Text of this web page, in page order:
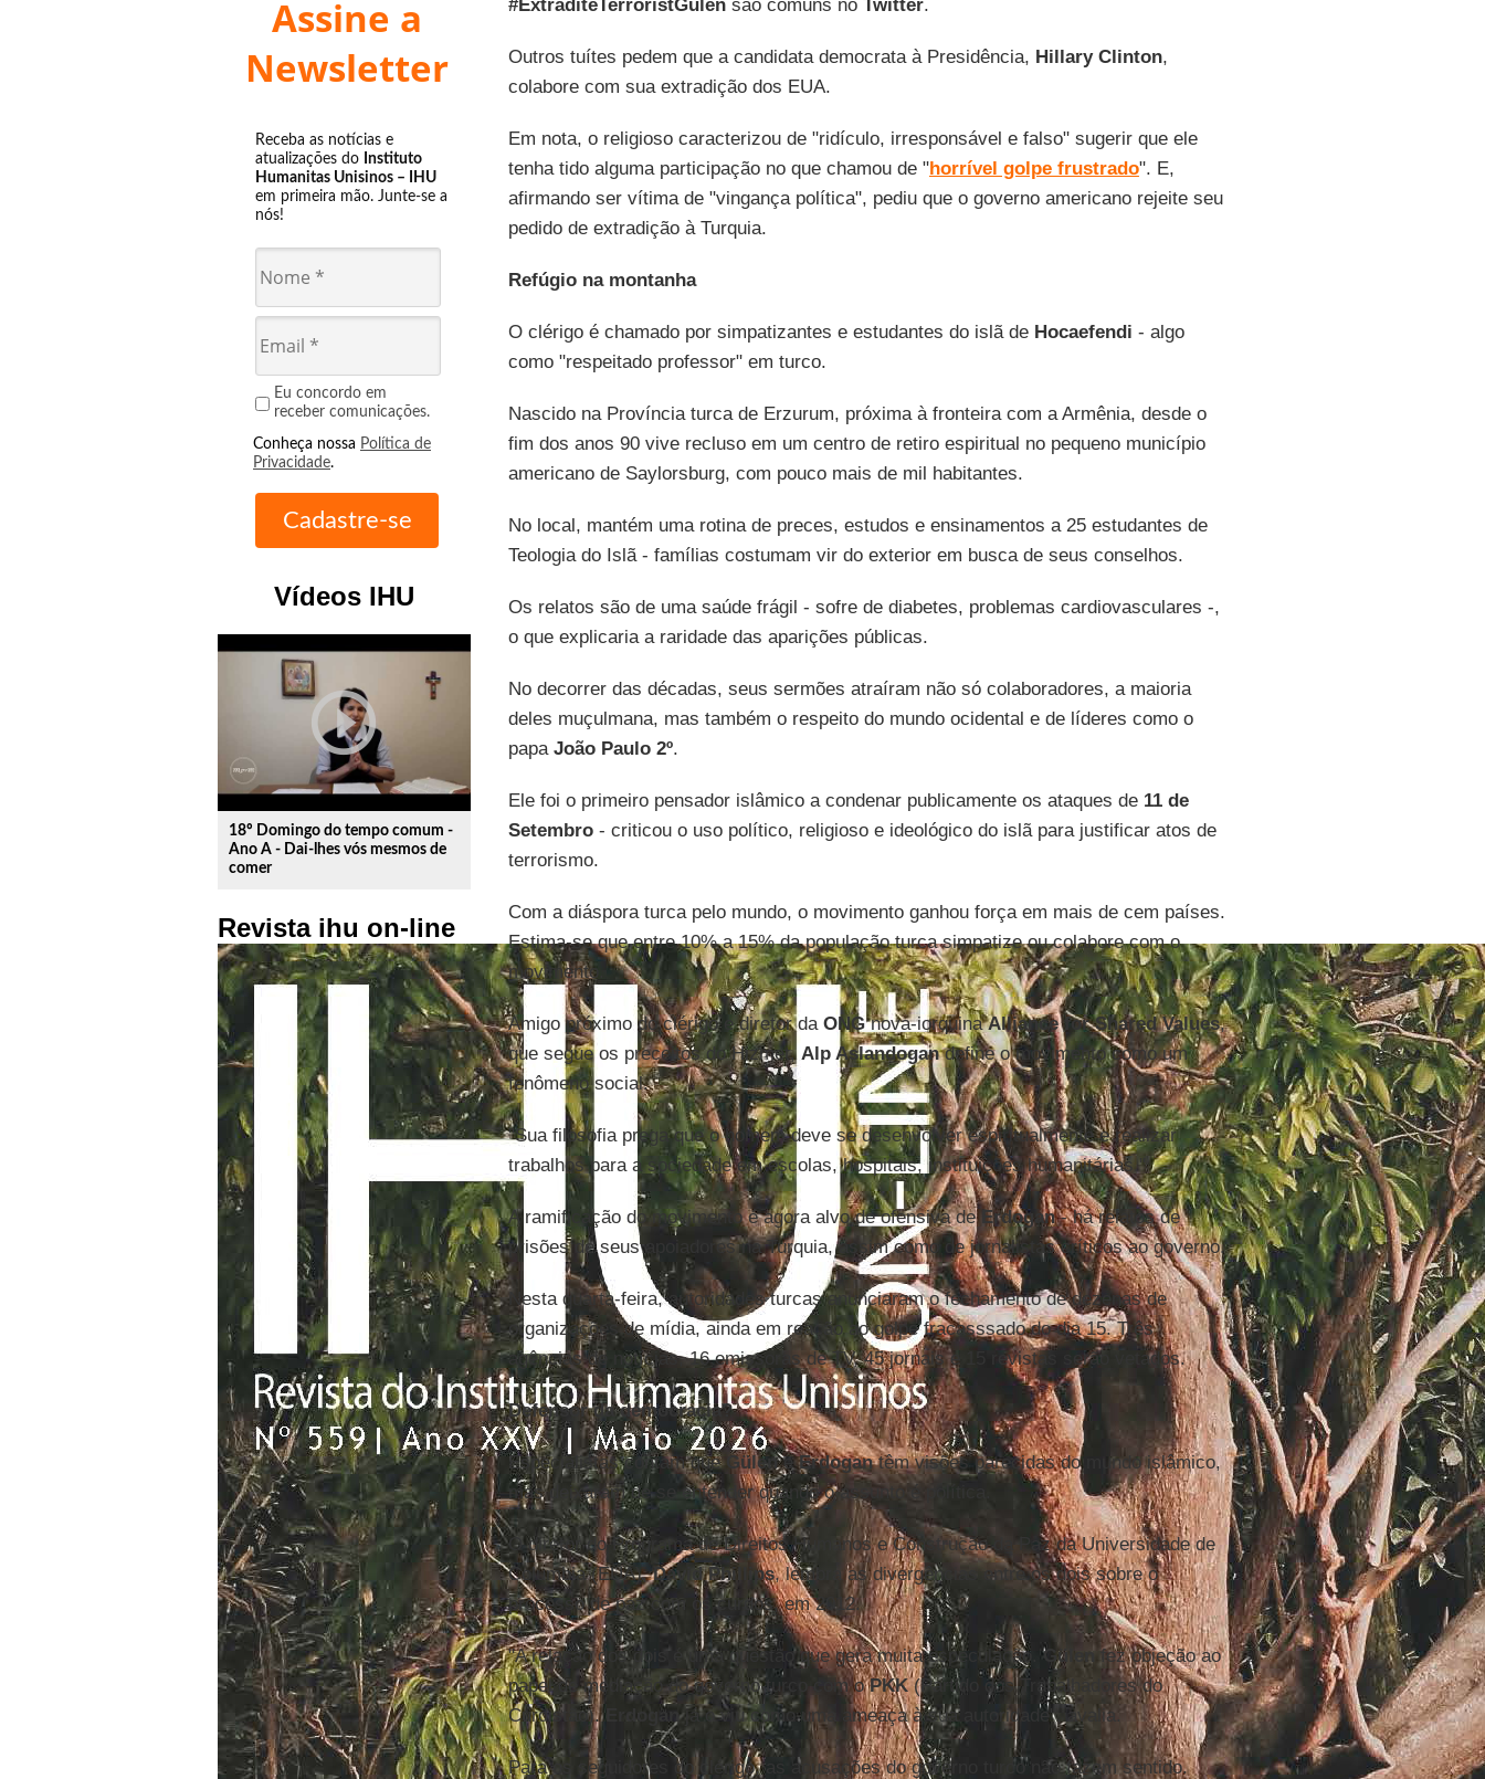
Assine a
Newsletter
Receba as notícias e
atualizações do Instituto
Humanitas Unisinos – IHU
em primeira mão. Junte-se a
nós!
Eu concordo em
receber comunicações.
Conheça nossa Política de
Privacidade.
Vídeos IHU
play_circle_outline
18º Domingo do tempo comum -
Ano A - Dai-lhes vós mesmos de
comer
Revista ihu on-line
#ExtraditeTerroristGulensão comuns no Twitter.
Outros tuítes pedem que a candidata democrata à Presidência, Hillary Clinton,
colabore com sua extradição dos EUA.
Em nota, o religioso caracterizou de "ridículo, irresponsável e falso" sugerir que ele
tenha tido alguma participação no que chamou de "horrível golpe frustrado". E,
afirmando ser vítima de "vingança política", pediu que o governo americano rejeite seu
pedido de extradição à Turquia.
Refúgio na montanha
O clérigo é chamado por simpatizantes e estudantes do islã de Hocaefendi - algo
como "respeitado professor" em turco.
Nascido na Província turca de Erzurum, próxima à fronteira com a Armênia, desde o
fim dos anos 90 vive recluso em um centro de retiro espiritual no pequeno município
americano de Saylorsburg, com pouco mais de mil habitantes.
No local, mantém uma rotina de preces, estudos e ensinamentos a 25 estudantes de
Teologia do Islã - famílias costumam vir do exterior em busca de seus conselhos.
Os relatos são de uma saúde frágil - sofre de diabetes, problemas cardiovasculares -,
o que explicaria a raridade das aparições públicas.
No decorrer das décadas, seus sermões atraíram não só colaboradores, a maioria
deles muçulmana, mas também o respeito do mundo ocidental e de líderes como o
papa João Paulo 2º.
Ele foi o primeiro pensador islâmico a condenar publicamente os ataques de 11 de
Setembro- criticou o uso político, religioso e ideológico do islã para justificar atos de
terrorismo.
Com a diáspora turca pelo mundo, o movimento ganhou força em mais de cem países.
Estima-se que entre 10% a 15% da população turca simpatize ou colabore com o
movimento.
Amigo próximo do clérigo e diretor da ONGnova-iorquinaAlliance for Shared Values,
que segue os preceitos do Hizmet,Alp Aslandogandefine o movimento como um
fenômeno social.
"Sua filosofia prega que o homem deve se desenvolver espiritualmente e realizar
trabalhos para a sociedade em escolas, hospitais, instituições humanitárias."
A ramificação do movimento é agora alvo de ofensiva de Erdogan- há relatos de
prisões de seus apoiadores na Turquia, assim como de jornalistas críticos ao governo.
Nesta quarta-feira, autoridades turcas anunciaram o fechamento de dezenas de
organizações de mídia, ainda em reação ao golpe fracasssado do dia 15. Três
agências de notícias, 16 emissoras de TV, 45 jornais e 15 revistas serão vetados.
Defensor da democracia?
Especialistas contam que GüleneErdogantêm visões parecidas do mundo islâmico,
mas deixaram de se entender quando o assunto é política.
O diretor do Programa de Direitos Humanos e Construção da Paz da Universidade de
Columbia (EUA),David Phillips, lembra as divergências entre os dois sobre o
processo de paz com os curdos, em 2012.
"A relação dos dois é uma questão que gera muita especulação.Gülenfez objeção ao
papel de mediação do governo turco com oPKK(Partido dos Trabalhadores do
Curdistão).Erdoganjá o viu como uma ameaça à sua autoridade", avalia.
Para os seguidores do clérigo, as acusações do governo turco não fazem sentido.